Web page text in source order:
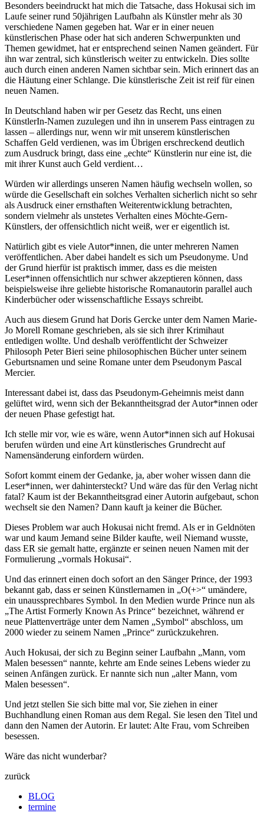
Besonders beeindruckt hat mich die Tatsache, dass Hokusai sich im
Laufe seiner rund 50jährigen Laufbahn als Künstler mehr als 30
verschiedene Namen gegeben hat. War er in einer neuen
künstlerischen Phase oder hat sich anderen Schwerpunkten und
Themen gewidmet, hat er entsprechend seinen Namen geändert. Für
ihn war zentral, sich künstlerisch weiter zu entwickeln. Dies sollte
auch durch einen anderen Namen sichtbar sein. Mich erinnert das an
die Häutung einer Schlange. Die künstlerische Zeit ist reif für einen
neuen Namen.
In Deutschland haben wir per Gesetz das Recht, uns einen
KünstlerIn-Namen zuzulegen und ihn in unserem Pass eintragen zu
lassen – allerdings nur, wenn wir mit unserem künstlerischen
Schaffen Geld verdienen, was im Übrigen erschreckend deutlich
zum Ausdruck bringt, dass eine „echte“ Künstlerin nur eine ist, die
mit ihrer Kunst auch Geld verdient…
Würden wir allerdings unseren Namen häufig wechseln wollen, so
würde die Gesellschaft ein solches Verhalten sicherlich nicht so sehr
als Ausdruck einer ernsthaften Weiterentwicklung betrachten,
sondern vielmehr als unstetes Verhalten eines Möchte-Gern-
Künstlers, der offensichtlich nicht weiß, wer er eigentlich ist.
Natürlich gibt es viele Autor*innen, die unter mehreren Namen
veröffentlichen. Aber dabei handelt es sich um Pseudonyme. Und
der Grund hierfür ist praktisch immer, dass es die meisten
Leser*innen offensichtlich nur schwer akzeptieren können, dass
beispielsweise ihre geliebte historische Romanautorin parallel auch
Kinderbücher oder wissenschaftliche Essays schreibt.
Auch aus diesem Grund hat Doris Gercke unter dem Namen Marie-
Jo Morell Romane geschrieben, als sie sich ihrer Krimihaut
entledigen wollte. Und deshalb veröffentlicht der Schweizer
Philosoph Peter Bieri seine philosophischen Bücher unter seinem
Geburtsnamen und seine Romane unter dem Pseudonym Pascal
Mercier.
Interessant dabei ist, dass das Pseudonym-Geheimnis meist dann
gelüftet wird, wenn sich der Bekanntheitsgrad der Autor*innen oder
der neuen Phase gefestigt hat.
Ich stelle mir vor, wie es wäre, wenn Autor*innen sich auf Hokusai
berufen würden und eine Art künstlerisches Grundrecht auf
Namensänderung einfordern würden.
Sofort kommt einem der Gedanke, ja, aber woher wissen dann die
Leser*innen, wer dahintersteckt? Und wäre das für den Verlag nicht
fatal? Kaum ist der Bekanntheitsgrad einer Autorin aufgebaut, schon
wechselt sie den Namen? Dann kauft ja keiner die Bücher.
Dieses Problem war auch Hokusai nicht fremd. Als er in Geldnöten
war und kaum Jemand seine Bilder kaufte, weil Niemand wusste,
dass ER sie gemalt hatte, ergänzte er seinen neuen Namen mit der
Formulierung „vormals Hokusai“.
Und das erinnert einen doch sofort an den Sänger Prince, der 1993
bekannt gab, dass er seinen Künstlernamen in „O(+>“ umändere,
ein unaussprechbares Symbol. In den Medien wurde Prince nun als
„The Artist Formerly Known As Prince“ bezeichnet, während er
neue Plattenverträge unter dem Namen „Symbol“ abschloss, um
2000 wieder zu seinem Namen „Prince“ zurückzukehren.
Auch Hokusai, der sich zu Beginn seiner Laufbahn „Mann, vom
Malen besessen“ nannte, kehrte am Ende seines Lebens wieder zu
seinen Anfängen zurück. Er nannte sich nun „alter Mann, vom
Malen besessen“.
Und jetzt stellen Sie sich bitte mal vor, Sie ziehen in einer
Buchhandlung einen Roman aus dem Regal. Sie lesen den Titel und
dann den Namen der Autorin. Er lautet: Alte Frau, vom Schreiben
besessen.
Wäre das nicht wunderbar?
zurück
BLOG
termine